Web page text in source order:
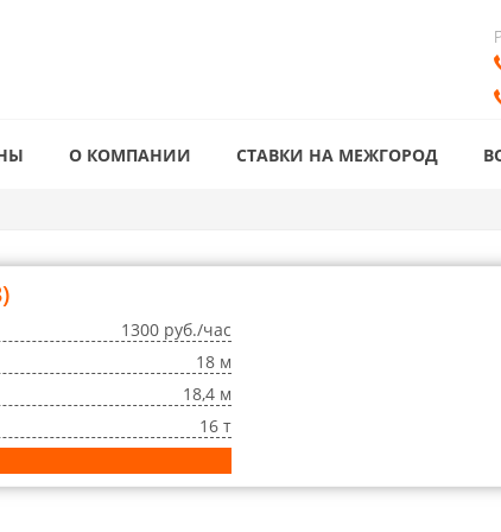
О КОМПАНИИ СТАВКИ НА МЕЖГОРОД
1300 руб./час
18 м
18,4 м
16 т